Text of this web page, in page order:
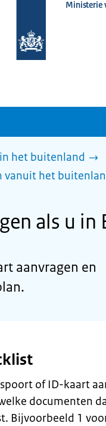
homepage
Ministerie
het buitenland
vanuit het
als u
aanvragen en
of ID-kaart
documenten
Bijvoorbeeld 1